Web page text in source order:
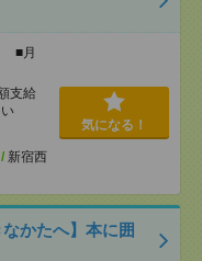
■月
支給
/ 新宿西
気になる！
かたへ】本に囲